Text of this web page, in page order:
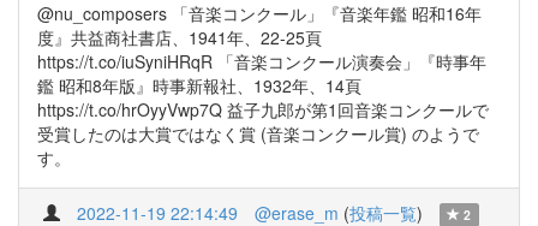
@nu_composers 「音楽コンクール」『音楽年鑑 昭和16年
度』共益商社書店、1941年、22-25頁
https://t.co/iuSyniHRqR 「音楽コンクール演奏会」『時事年
鑑 昭和8年版』時事新報社、1932年、14頁
https://t.co/hrOyyVwp7Q 益子九郎が第1回音楽コンクールで
受賞したのは大賞ではなく賞 (音楽コンクール賞) のようで
す。
2022-11-19 22:14:49 @erase_m (投稿一覧) 2